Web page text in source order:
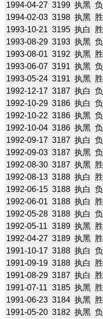
1994-04-27 3199 执黑 负
1994-02-03 3198 执黑 胜
1993-10-21 3195 执白 胜
1993-08-29 3193 执黑 负
1993-08-01 3192 执黑 胜
1993-06-07 3191 执黑 负
1993-05-24 3191 执黑 胜
1992-12-17 3187 执白 负
1992-10-29 3186 执白 负
1992-10-22 3186 执黑 负
1992-10-04 3186 执黑 负
1992-09-17 3187 执白 负
1992-09-03 3187 执黑 负
1992-08-30 3187 执黑 胜
1992-08-13 3188 执白 胜
1992-06-15 3188 执白 负
1992-06-01 3188 执白 胜
1992-05-28 3188 执白 负
1992-05-11 3189 执黑 胜
1992-04-27 3189 执黑 胜
1991-10-17 3188 执白 负
1991-09-19 3188 执白 胜
1991-08-29 3187 执白 胜
1991-07-11 3185 执黑 胜
1991-06-23 3184 执黑 胜
1991-05-20 3182 执黑 负